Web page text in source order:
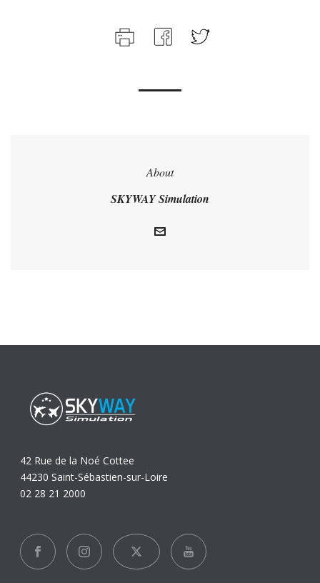
About
SKYWAY Simulation
42 Rue de la Noé Cottee
44230 Saint-Sébastien-sur-Loire
02 28 21 2000